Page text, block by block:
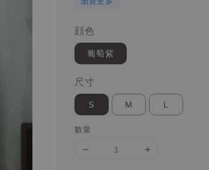
顔色
葡萄紫
尺寸
Ｓ Ｍ Ｌ
數量